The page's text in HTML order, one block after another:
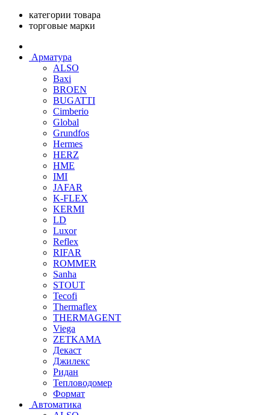
категории товара
торговые марки
Арматура
ALSO
Baxi
BROEN
BUGATTI
Cimberio
Global
Grundfos
Hermes
HERZ
HME
IMI
JAFAR
K-FLEX
KERMI
LD
Luxor
Reflex
RIFAR
ROMMER
Sanha
STOUT
Tecofi
Thermaflex
THERMAGENT
Viega
ZETKAMA
Декаст
Джилекс
Ридан
Тепловодомер
Формат
Автоматика